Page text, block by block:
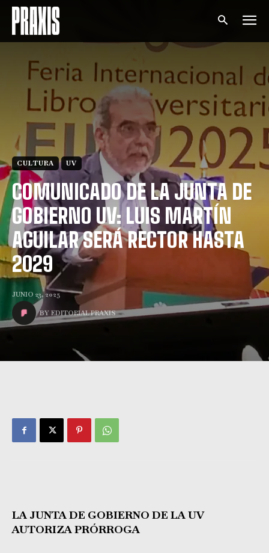
CULTURA UV
COMUNICADO DE LA JUNTA DE
GOBIERNO UV: LUIS MARTÍN
AGUILAR SERÁ RECTOR HASTA
2029
JUNIO 23, 2025
BY EDITORIAL PRAXIS
LA JUNTA DE GOBIERNO DE LA UV
AUTORIZA PRÓRROGA